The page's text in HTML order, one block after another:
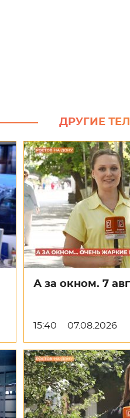
ДРУГИЕ
А за окном. 7
15:40 07.08.2026